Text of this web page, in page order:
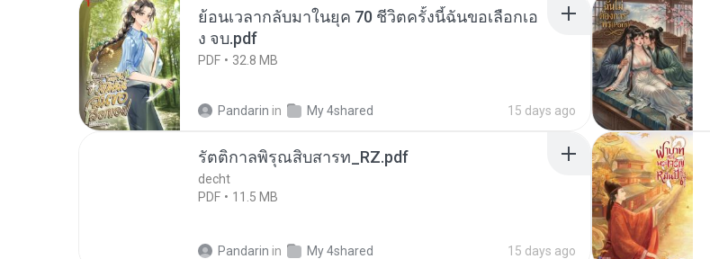
ย้อนเวลากลับมาในยุค 70 ชีวิตครั้งนี้ฉันขอเลือกเอ
ง จบ.pdf
PDF 32.8 MB
Pandarin in My 4shared 15 days ago
รัตติกาลพิรุณสิบสารท_RZ.pdf
decht
PDF
11.5 MB
Pandarin in My 4shared 15 days ago